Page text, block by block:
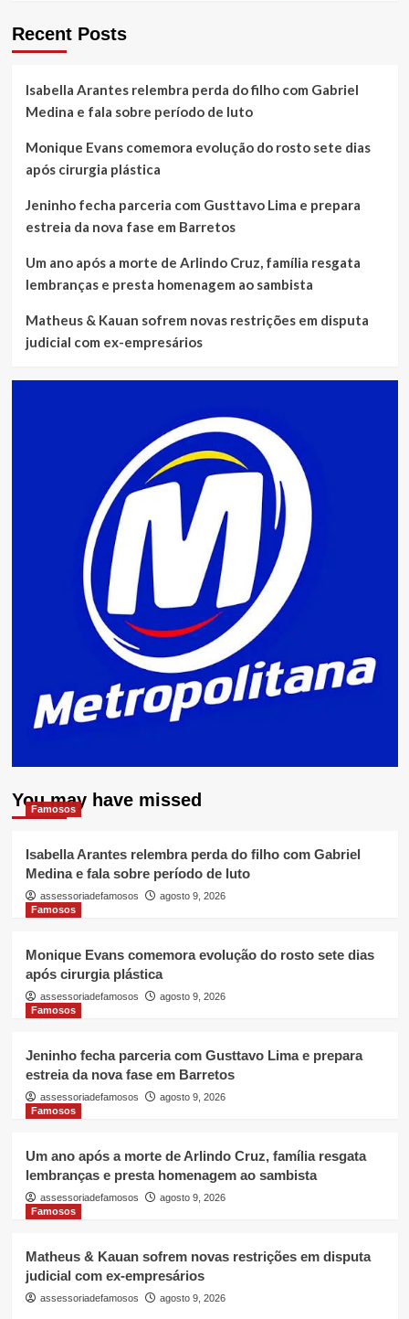
Recent Posts
Isabella Arantes relembra perda do filho com Gabriel
Medina e fala sobre período de luto
Monique Evans comemora evolução do rosto sete dias
após cirurgia plástica
Jeninho fecha parceria com Gusttavo Lima e prepara
estreia da nova fase em Barretos
Um ano após a morte de Arlindo Cruz, família resgata
lembranças e presta homenagem ao sambista
Matheus & Kauan sofrem novas restrições em disputa
judicial com ex-empresários
You may have missed
Famosos
Isabella Arantes relembra perda do filho com Gabriel
Medina e fala sobre período de luto
assessoriadefamosos
agosto 9, 2026
Famosos
Monique Evans comemora evolução do rosto sete dias
após cirurgia plástica
assessoriadefamosos
agosto 9, 2026
Famosos
Jeninho fecha parceria com Gusttavo Lima e prepara
estreia da nova fase em Barretos
assessoriadefamosos
agosto 9, 2026
Famosos
Um ano após a morte de Arlindo Cruz, família resgata
lembranças e presta homenagem ao sambista
assessoriadefamosos
agosto 9, 2026
Famosos
Matheus & Kauan sofrem novas restrições em disputa
judicial com ex-empresários
assessoriadefamosos agosto 9, 2026